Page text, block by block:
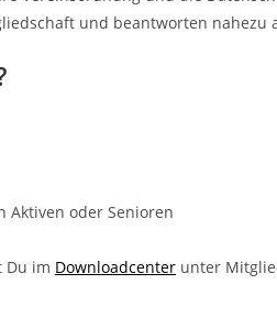
und beantworten nahezu
Aktiven oder Senioren
Du im Downloadcenter unter